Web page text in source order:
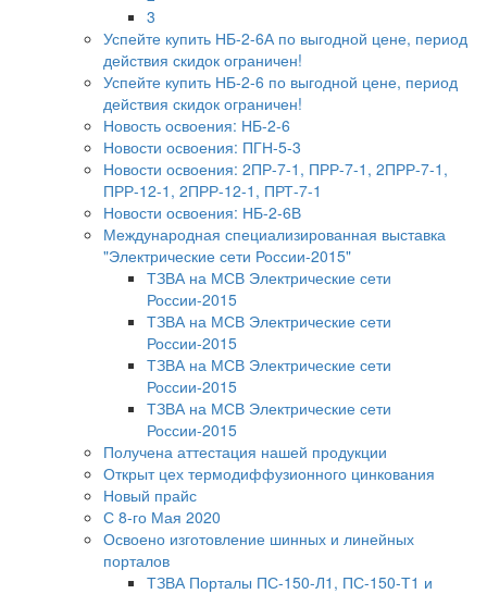
3
Успейте купить НБ-2-6А по выгодной цене, период
действия скидок ограничен!
Успейте купить НБ-2-6 по выгодной цене, период
действия скидок ограничен!
Новость освоения: НБ-2-6
Новости освоения: ПГН-5-3
Новости освоения: 2ПР-7-1, ПРР-7-1, 2ПРР-7-1,
ПРР-12-1, 2ПРР-12-1, ПРТ-7-1
Новости освоения: НБ-2-6В
Международная специализированная выставка
"Электрические сети России-2015"
ТЗВА на МСВ Электрические сети
России-2015
ТЗВА на МСВ Электрические сети
России-2015
ТЗВА на МСВ Электрические сети
России-2015
ТЗВА на МСВ Электрические сети
России-2015
Получена аттестация нашей продукции
Открыт цех термодиффузионного цинкования
Новый прайс
С 8-го Мая 2020
Освоено изготовление шинных и линейных
порталов
ТЗВА Порталы ПС-150-Л1, ПС-150-Т1 и